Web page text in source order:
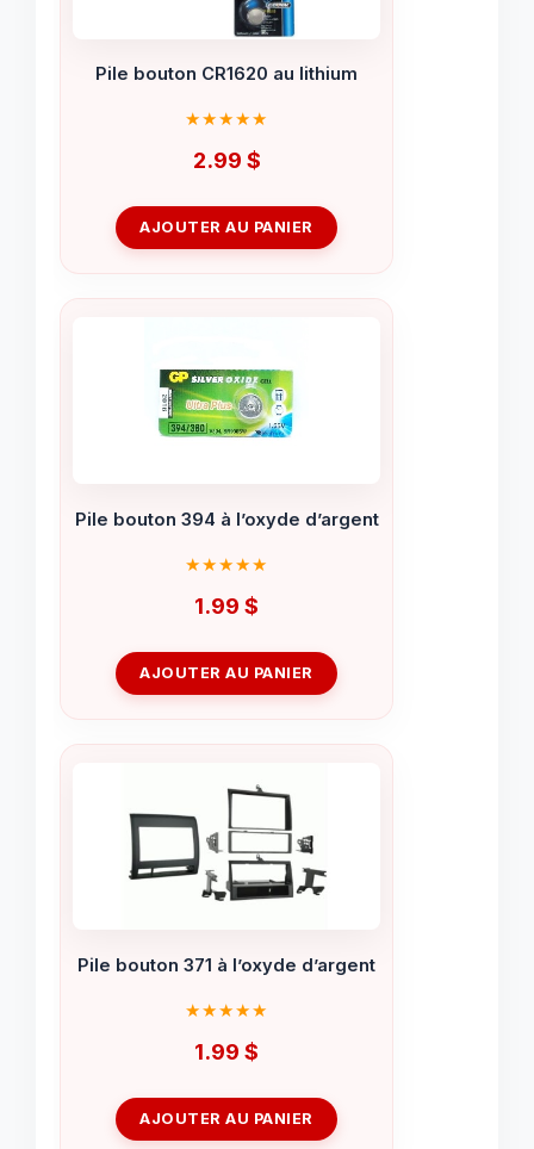
Pile bouton CR1620 au lithium
2.99 $
AJOUTER AU PANIER
Pile bouton 394 à l’oxyde d’argent
1.99 $
AJOUTER AU PANIER
Pile bouton 371 à l’oxyde d’argent
1.99 $
AJOUTER AU PANIER